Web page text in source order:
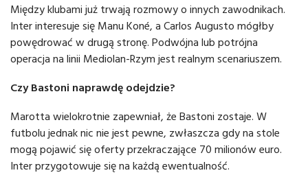
Między klubami już trwają rozmowy o innych zawodnikach.
Inter interesuje się Manu Koné, a Carlos Augusto mógłby
powędrować w drugą stronę. Podwójna lub potrójna
operacja na linii Mediolan-Rzym jest realnym scenariuszem.
Czy Bastoni naprawdę odejdzie?
Marotta wielokrotnie zapewniał, że Bastoni zostaje. W
futbolu jednak nic nie jest pewne, zwłaszcza gdy na stole
mogą pojawić się oferty przekraczające 70 milionów euro.
Inter przygotowuje się na każdą ewentualność.